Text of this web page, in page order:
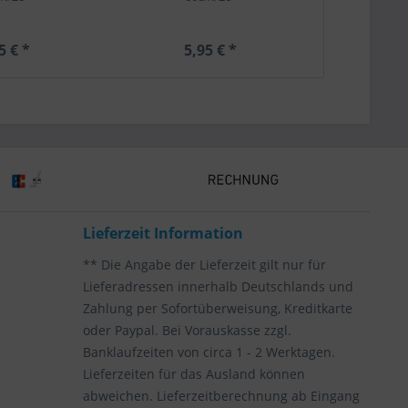
€ * 5,95 € *
Lieferzeit Information
** Die Angabe der Lieferzeit gilt nur für
Lieferadressen innerhalb Deutschlands und
Zahlung per Sofortüberweisung, Kreditkarte
oder Paypal. Bei Vorauskasse zzgl.
Banklaufzeiten von circa 1 - 2 Werktagen.
Lieferzeiten für das Ausland können
abweichen. Lieferzeitberechnung ab Eingang